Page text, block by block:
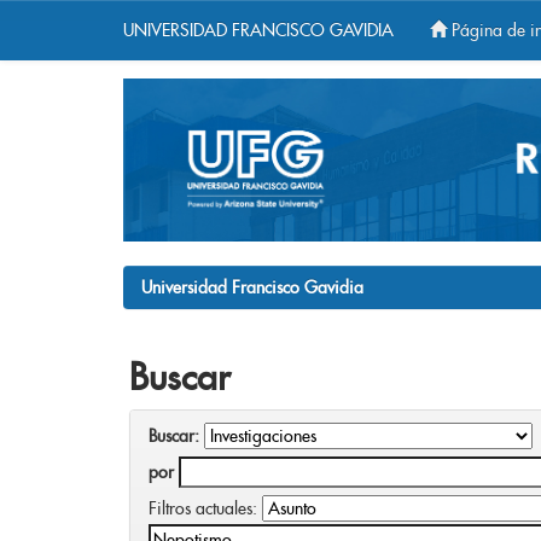
UNIVERSIDAD FRANCISCO GAVIDIA Página de
Universidad Francisco Gavidia
Buscar
Buscar:
por
Filtros actuales: